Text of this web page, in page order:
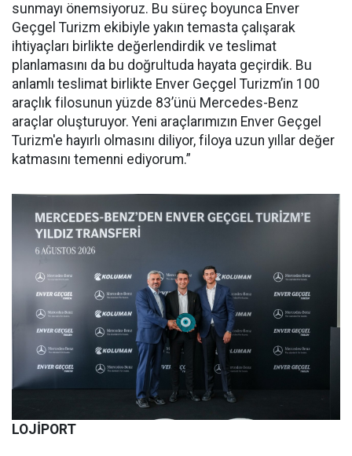
sunmayı önemsiyoruz. Bu süreç boyunca Enver
Geçgel Turizm ekibiyle yakın temasta çalışarak
ihtiyaçları birlikte değerlendirdik ve teslimat
planlamasını da bu doğrultuda hayata geçirdik. Bu
anlamlı teslimat birlikte Enver Geçgel Turizm’in 100
araçlık filosunun yüzde 83’ünü Mercedes-Benz
araçlar oluşturuyor. Yeni araçlarımızın Enver Geçgel
Turizm'e hayırlı olmasını diliyor, filoya uzun yıllar değer
katmasını temenni ediyorum.”
LOJİPORT